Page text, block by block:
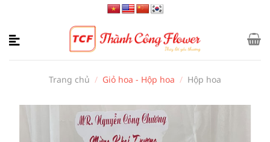
nội
Trang chủ / Giỏ hoa - Hộp hoa / Hộp hoa